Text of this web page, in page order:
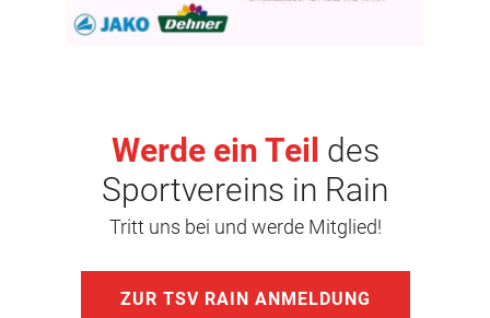
Werde ein Teil des
Sportvereins in Rain
Tritt uns bei und werde Mitglied!
ZUR TSV RAIN ANMELDUNG